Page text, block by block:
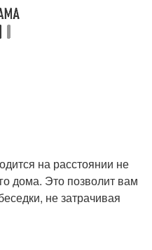
на расстоянии не
дома. Это позволит вам
не затрачивая